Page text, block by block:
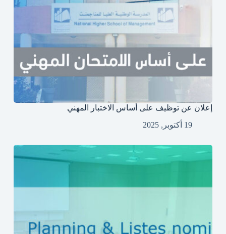
إعلان عن توظيف على أساس الاختبار المهني
19 أكتوبر, 2025